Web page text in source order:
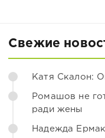
Свежие
Катя Скалон:
Ромашов не
ради жены
Надежда